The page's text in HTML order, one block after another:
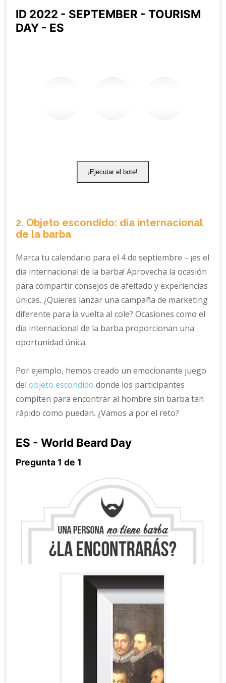
2. Objeto escondido: día internacional
de la barba
Marca tu calendario para el 4 de septiembre – ¡es el
día internacional de la barba! Aprovecha la ocasión
para compartir consejos de afeitado y experiencias
únicas. ¿Quieres lanzar una campaña de marketing
diferente para la vuelta al cole? Ocasiones como el
día internacional de la barba proporcionan una
oportunidad única.
Por ejemplo, hemos creado un emocionante juego
delobjeto escondido donde los participantes
compiten para encontrar al hombre sin barba tan
rápido como puedan. ¿Vamos a por el reto?